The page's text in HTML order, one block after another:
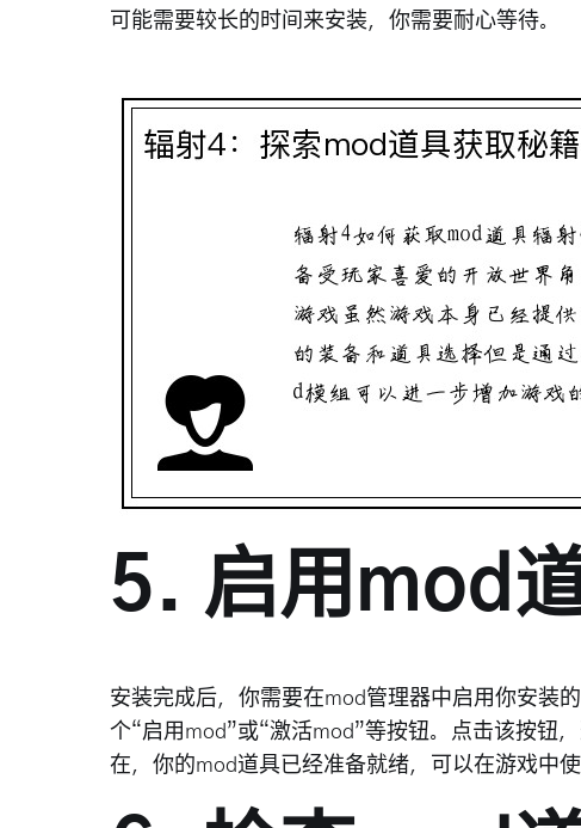
可能需要较长的时间来安装，你需要耐心等待。
5. 启用mod
安装完成后，你需要在mod管理器中启用你安装
个“启用mod”或“激活mod”等按钮。点击该按钮
在，你的mod道具已经准备就绪，可以在游戏中使